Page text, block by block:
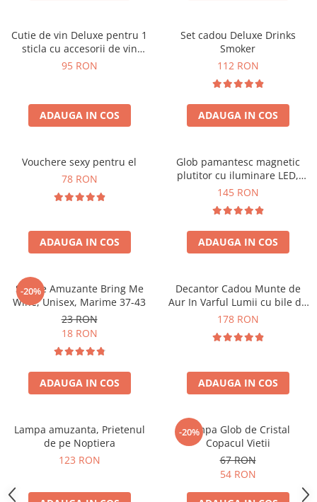
Cutie de vin Deluxe pentru 1
sticla cu accesorii de vin
incluse interior oranj
95 RON
ADAUGA IN COS
Set cadou Deluxe Drinks
Smoker
112 RON
ADAUGA IN COS
Vouchere sexy pentru el
78 RON
ADAUGA IN COS
Glob pamantesc magnetic
plutitor cu iluminare LED,
Forma C
145 RON
ADAUGA IN COS
-20%
Sosete Amuzante Bring Me
Wine, Unisex, Marime 37-43
23 RON
18 RON
ADAUGA IN COS
Decantor Cadou Munte de
Aur In Varful Lumii cu bile de
curatare
178 RON
ADAUGA IN COS
Lampa amuzanta, Prietenul
de pe Noptiera
123 RON
-20%
Lampa Glob de Cristal
Copacul Vietii
67 RON
54 RON